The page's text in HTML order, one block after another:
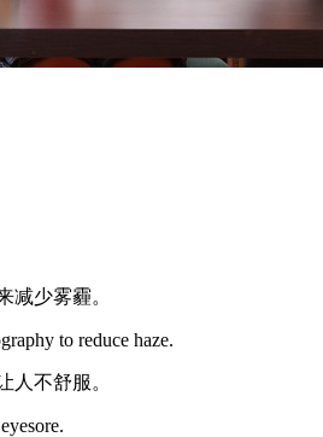
减少雾霾。
to reduce haze.
人不舒服。